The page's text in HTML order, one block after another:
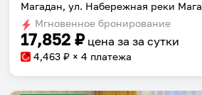
Магадан, ул. Набережная реки
Мгновенное бронирование
17,852 ₽ цена за за сутки
4,463 ₽ × 4 платежа